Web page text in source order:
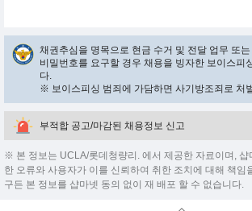
채권추심을 명목으로 현금 수거 및 전달 업무 또
비밀번호를 요구할 경우 채용을 빙자한 보이스피
다.
※ 보이스피싱 범죄에 가담하면 사기방조죄로 처
부적합 공고/마감된 채용정보 신고
※ 본 정보는 UCLA/롯데청량리. 에서 제공한 자료이며, 샵
한 오류와 사용자가 이를 신뢰하여 취한 조치에 대해 책임
구든 본 정보를 샵마넷 동의 없이 재 배포 할 수 없습니다.